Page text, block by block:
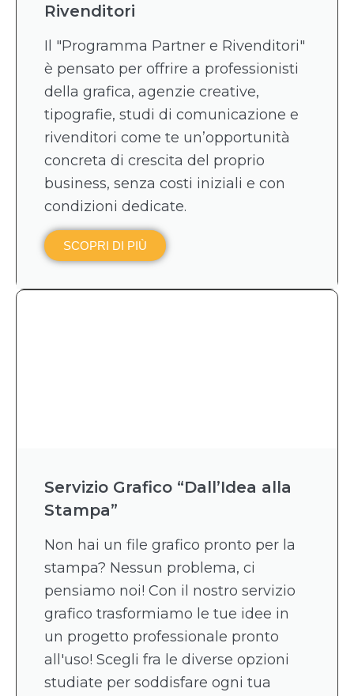
Rivenditori
Il "Programma Partner e Rivenditori"
è pensato per offrire a professionisti
della grafica, agenzie creative,
tipografie, studi di comunicazione e
rivenditori come te un’opportunità
concreta di crescita del proprio
business, senza costi iniziali e con
condizioni dedicate.
SCOPRI DI PIÙ
Servizio Grafico “Dall’Idea alla
Stampa”
Non hai un file grafico pronto per la
stampa? Nessun problema, ci
pensiamo noi! Con il nostro servizio
grafico trasformiamo le tue idee in
un progetto professionale pronto
all'uso! Scegli fra le diverse opzioni
studiate per soddisfare ogni tua